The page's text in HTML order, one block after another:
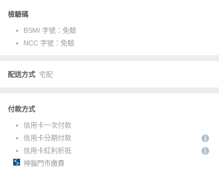
檢驗碼
BSMI 字號： 免驗
NCC 字號： 免驗
配送方式 宅配
付款方式
信用卡一次付款
信用卡分期付款
信用卡紅利折抵
神腦門市繳費